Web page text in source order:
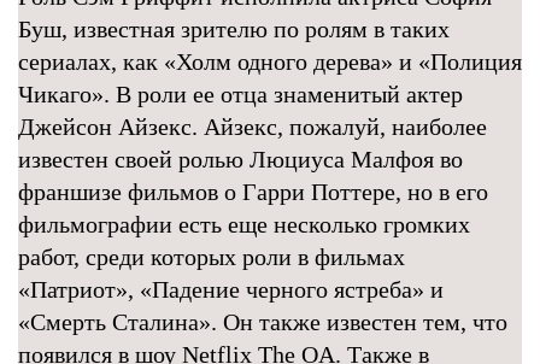
Буш, известная зрителю по ролям в таких
сериалах, как «Холм одного дерева» и «Полиция
Чикаго». В роли ее отца знаменитый актер
Джейсон Айзекс. Айзекс, пожалуй, наиболее
известен своей ролью Люциуса Малфоя во
франшизе фильмов о Гарри Поттере, но в его
фильмографии есть еще несколько громких
работ, среди которых роли в фильмах
«Патриот», «Падение черного ястреба» и
«Смерть Сталина». Он также известен тем, что
появился в шоу Netflix The OA. Также в